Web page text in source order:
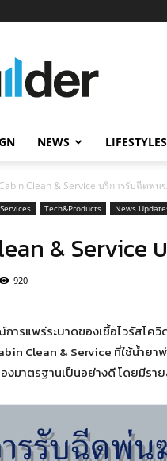
ข่าว
ก่อสร้าง
NEWS LIFESTYLES
Cabin Clean & Service บริการรับฉีดพ่น
Tech&Products News
& Service
920
ารแพร่ระบาดของเชื้อไวรัสโค
Clean & Service ที่ใช้น้ำย
งมาตรฐานเป็นอย่างดี โดยมีรา